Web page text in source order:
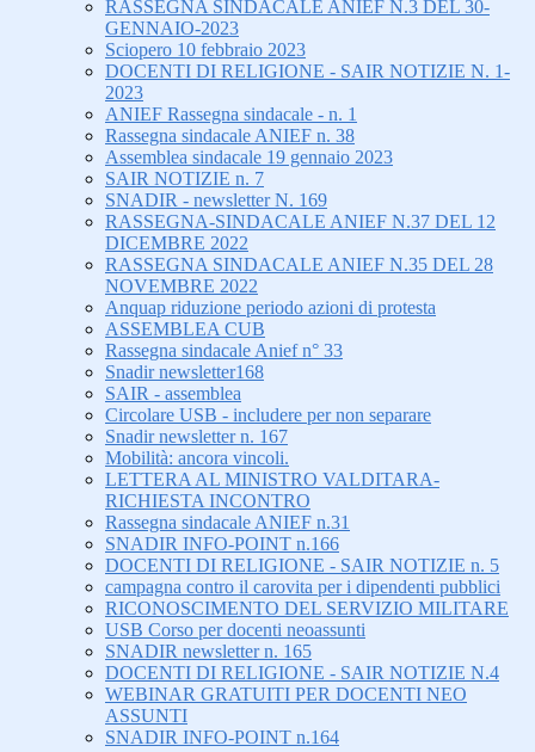
RASSEGNA SINDACALE ANIEF N.3 DEL 30-
GENNAIO-2023
Sciopero 10 febbraio 2023
DOCENTI DI RELIGIONE - SAIR NOTIZIE N. 1-
2023
ANIEF Rassegna sindacale - n. 1
Rassegna sindacale ANIEF n. 38
Assemblea sindacale 19 gennaio 2023
SAIR NOTIZIE n. 7
SNADIR - newsletter N. 169
RASSEGNA-SINDACALE ANIEF N.37 DEL 12
DICEMBRE 2022
RASSEGNA SINDACALE ANIEF N.35 DEL 28
NOVEMBRE 2022
Anquap riduzione periodo azioni di protesta
ASSEMBLEA CUB
Rassegna sindacale Anief n° 33
Snadir newsletter168
SAIR - assemblea
Circolare USB - includere per non separare
Snadir newsletter n. 167
Mobilità: ancora vincoli.
LETTERA AL MINISTRO VALDITARA-
RICHIESTA INCONTRO
Rassegna sindacale ANIEF n.31
SNADIR INFO-POINT n.166
DOCENTI DI RELIGIONE - SAIR NOTIZIE n. 5
campagna contro il carovita per i dipendenti pubblici
RICONOSCIMENTO DEL SERVIZIO MILITARE
USB Corso per docenti neoassunti
SNADIR newsletter n. 165
DOCENTI DI RELIGIONE - SAIR NOTIZIE N.4
WEBINAR GRATUITI PER DOCENTI NEO
ASSUNTI
SNADIR INFO-POINT n.164